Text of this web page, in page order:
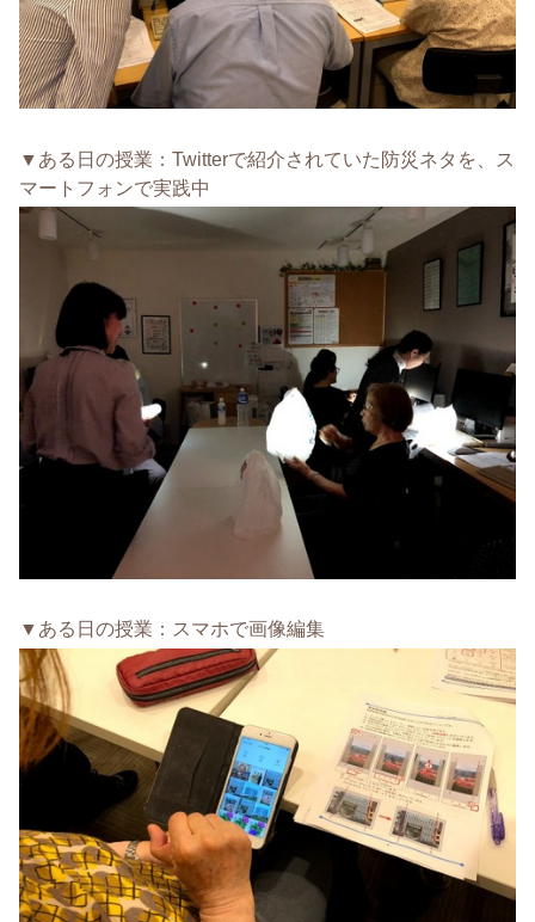
▼ある日の授業：Twitterで紹介されていた防災ネタを、ス
マートフォンで実践中
▼ある日の授業：スマホで画像編集